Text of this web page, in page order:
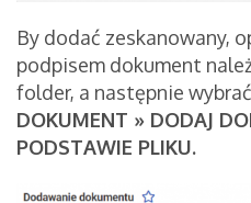
By dodać zeskanowany,
podpisem dokument
folder, a następnie
DOKUMENT » DODAJ
PODSTAWIE PLIKU.